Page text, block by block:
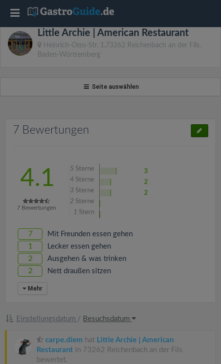
Little Archie | American Restaurant
Heinrich-Otto-Str. 1,73262 Reichenbach an der Fils,
Baden-Württemberg
Seite auswählen
7 Bewertungen
4.1
7Bewertungen
5 Sterne
3
4 Sterne
2
3 Sterne
2
2 Sterne
1 Stern
7 Mit Freunden essen gehen
1 Lecker essen gehen
2 Ausgehen & was trinken
2 Nett draußen sitzen
Mehr
Einstellungsdatum / Besuchsdatum
carpe.diem hat Little Archie | American
Restaurant in 73262 Reichenbach an der Fils
bewertet.
T
o
i